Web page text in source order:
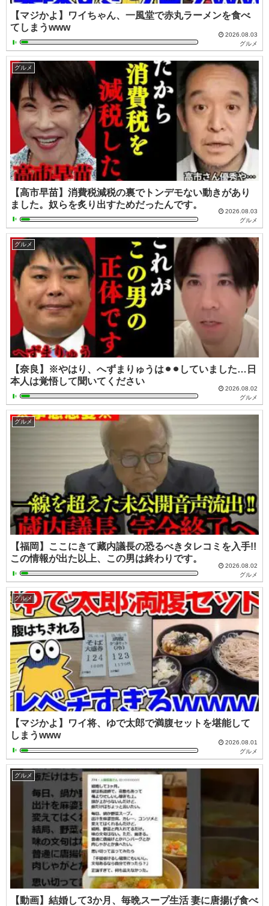
【マジかよ】ワイちゃん、一風堂で赤丸ラーメンを食べ
てしまうwww
2026.08.03
グルメ
グルメ
【高市早苗】消費税減税の裏でトンデモない動きがあり
ました。奴らを炙り出すためだったんです。
2026.08.03
グルメ
グルメ
【奈良】※やはり、へずまりゅうは⚫︎⚫︎していました…日
本人は覚悟して聞いてください
2026.08.02
グルメ
グルメ
【福岡】ここにきて藏内議長の恐るべきタレコミを入手!!
この情報が出た以上、この男は終わりです。
2026.08.02
グルメ
グルメ
【マジかよ】ワイ将、ゆで太郎で満腹セットを堪能して
しまうwww
2026.08.01
グルメ
グルメ
【動画】結婚して3か月、毎晩スープ生活 妻に唐揚げ食べ